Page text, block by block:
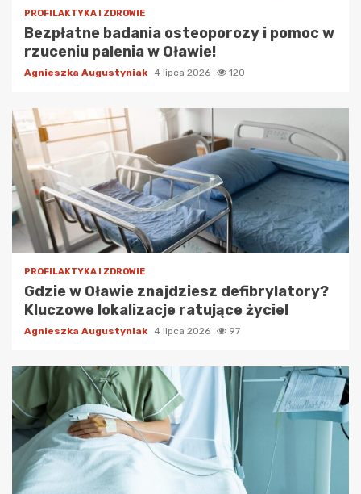
PROFILAKTYKA I ZDROWIE
Bezpłatne badania osteoporozy i pomoc w
rzuceniu palenia w Oławie!
Agnieszka Augustyniak 4 lipca 2026 120
PROFILAKTYKA I ZDROWIE
Gdzie w Oławie znajdziesz defibrylatory?
Kluczowe lokalizacje ratujące życie!
Agnieszka Augustyniak 4 lipca 2026 97